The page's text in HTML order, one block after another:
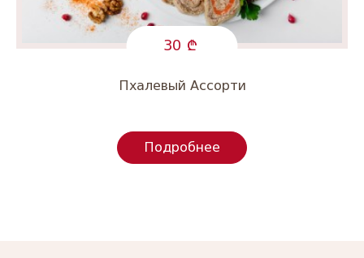
30
Пхалевый Ассорти
Подробнее